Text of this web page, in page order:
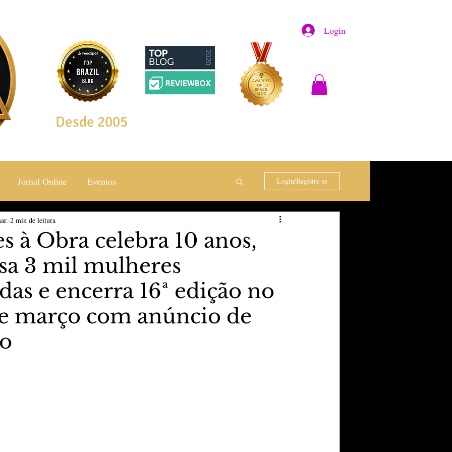
Login
Desde 2005
Jornal Online Eventos
& Estilos
The Vip Club Business Marujo Carioca
& Lazer Carnaval São Paulo Negocio
Login/Registre-se
à Obra celebra 10 anos,
3 mil mulheres
e encerra 16ª edição no
março com anúncio de
2 min de leitura
estrelas.